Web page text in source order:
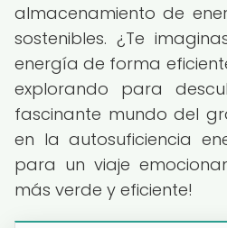
almacenamiento de
sostenibles. ¿Te
energía de forma
explorando para
fascinante mundo del
en la autosuficiencia
para un viaje
más verde y eficiente!